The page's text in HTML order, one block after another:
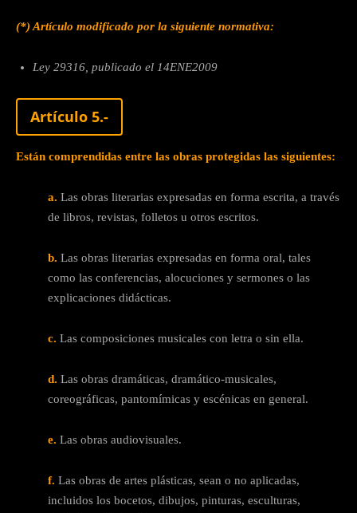
(*) Artículo modificado por la siguiente normativa:
Ley 29316, publicado el 14ENE2009
Artículo 5.-
Están comprendidas entre las obras protegidas las siguientes:
a. Las obras literarias expresadas en forma escrita, a través
de libros, revistas, folletos u otros escritos.
b. Las obras literarias expresadas en forma oral, tales
como las conferencias, alocuciones y sermones o las
explicaciones didácticas.
c. Las composiciones musicales con letra o sin ella.
d. Las obras dramáticas, dramático-musicales,
coreográficas, pantomímicas y escénicas en general.
e. Las obras audiovisuales.
f. Las obras de artes plásticas, sean o no aplicadas,
incluidos los bocetos, dibujos, pinturas, esculturas,